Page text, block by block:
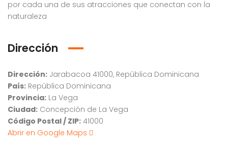
por cada una de sus atracciones que conectan con la
naturaleza
Dirección
Dirección: Jarabacoa 41000, República Dominicana
País: República Dominicana
Provincia: La Vega
Ciudad: Concepción de La Vega
Código Postal / ZIP: 41000
Abrir en Google Maps